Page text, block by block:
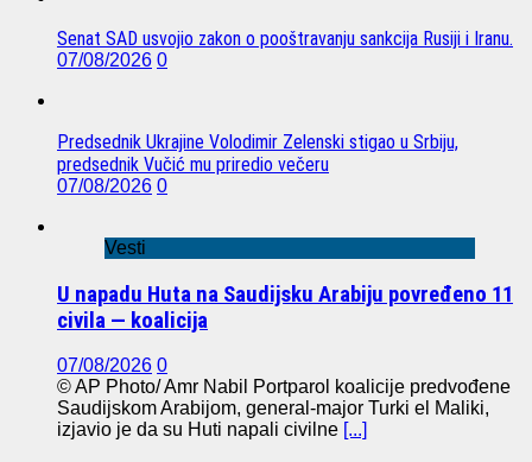
Senat SAD usvojio zakon o pooštravanju sankcija Rusiji i Iranu.
07/08/2026 0
Predsednik Ukrajine Volodimir Zelenski stigao u Srbiju,
predsednik Vučić mu priredio večeru
07/08/2026 0
Vesti
U napadu Huta na Saudijsku Arabiju povređeno 11
civila — koalicija
07/08/2026 0
© AP Photo/ Amr Nabil Portparol koalicije predvođene
Saudijskom Arabijom, general-major Turki el Maliki,
izjavio je da su Huti napali civilne [...]